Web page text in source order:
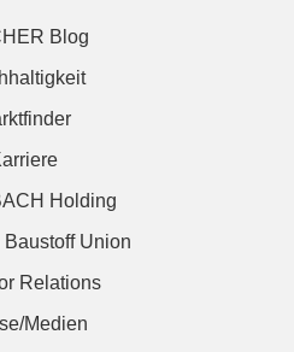
Blog
Holding
Baustoff Union
Relations
Medien